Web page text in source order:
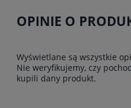
OPINIE O
Wyświetlane są wszystkie
Nie weryfikujemy, czy
kupili dany produkt.